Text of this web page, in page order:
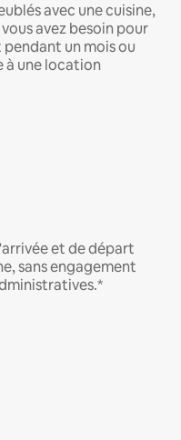
avec une cuisine,
avez besoin pour
un mois ou
à une location
et de départ
sans engagement